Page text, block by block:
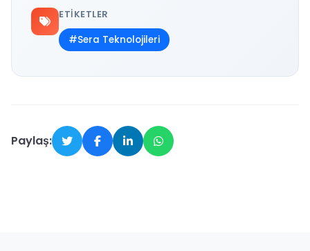
ETIKETLER
#Sera Teknolojileri
Paylaş: